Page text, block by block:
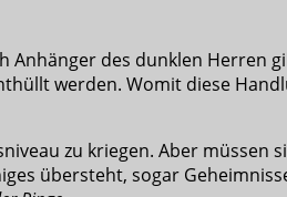
Anhänger des dunklen Herren
werden. Womit diese
zu kriegen. Aber müssen
übersteht, sogar